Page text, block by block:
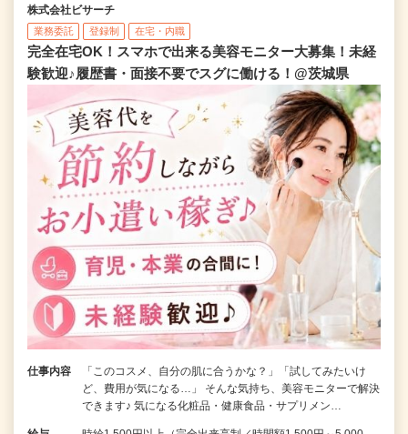
株式会社ビサーチ
業務委託 登録制 在宅・内職
完全在宅OK！スマホで出来る美容モニター大募集！未経
験歓迎♪履歴書・面接不要でスグに働ける！@茨城県
仕事内容
「このコスメ、自分の肌に合うかな？」「試してみたいけ
ど、費用が気になる…」 そんな気持ち、美容モニターで解決
できます♪ 気になる化粧品・健康食品・サプリメン…